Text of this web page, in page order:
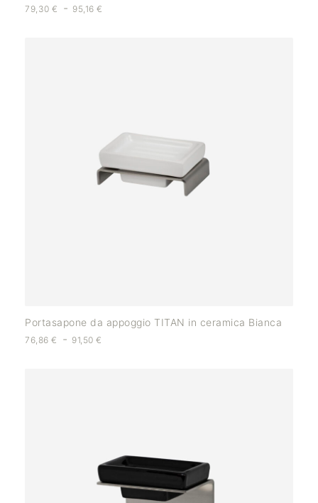
79,30 € - 95,16€
Portasapone da appoggio TITAN in ceramica Bianca
76,86 € - 91,50€